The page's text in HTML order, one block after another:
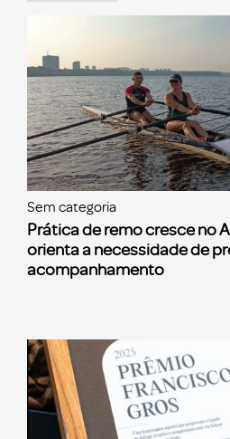
Sem categoria
Prática de remo cresce no
orienta a necessidade de
acompanhamento